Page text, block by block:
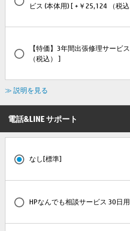
ビス (本体用) [ +￥25,124 （税
【特価】3年間出張修理サービ
（税込） ]
≫ 説明を見る
電話&LINE サポート
なし[標準]
HPなんでも相談サービス 30日